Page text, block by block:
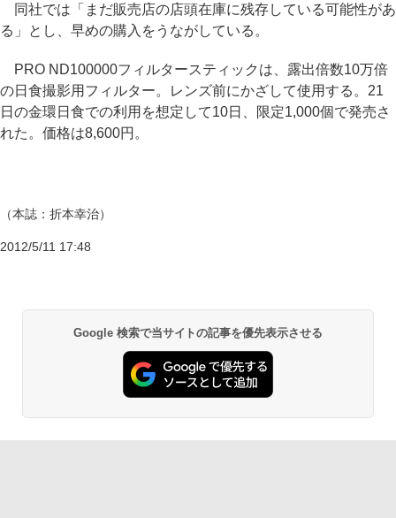
同社では「まだ販売店の店頭在庫に残存している可能性があ
る」とし、早めの購入をうながしている。
PRO ND100000フィルタースティックは、露出倍数10万倍
の日食撮影用フィルター。レンズ前にかざして使用する。21
日の金環日食での利用を想定して10日、限定1,000個で発売さ
れた。価格は8,600円。
（本誌：折本幸治）
2012/5/11 17:48
Google 検索で当サイトの記事を優先表示させる